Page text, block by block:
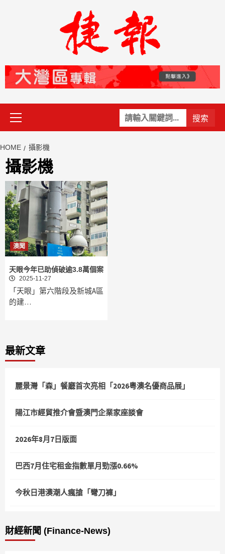
關
鍵
Primary
Menu
HOME 攝影機
攝影機
澳聞
天眼今年已助偵破逾3.8萬個案
2025-11-27
「天眼」第六階段及新城A區
的建…
最新文章
麗景灣「森」餐廳首次亮相「2026粵澳名優商品展」
陽江市經貿推介會暨澳門企業家座談會
2026年8月7日版面
巴西7月住宅租金指數單月勁漲0.66%
今秋日港澳潮人瘋搶「彎刀褲」
財經新聞 (Finance-News)